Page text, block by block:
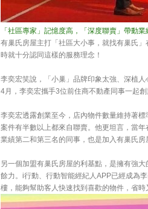
「社區專家」記憶度高，「深度聯賣」帶動業
有巢氏房屋主打「社區大小事，就找有巢氏
時就十分認同這樣的服務理念！
李奕宏笑說，「小巢」品牌印象太強、深植
4月，李奕宏攜手3位前住商不動產同事一起
李奕宏透露創業至今，店內物件數量維持著
案件有半數以上都來自聯賣。他更坦言，當
業績第二和第三名的同事，也是加入有巢氏
另一個加盟有巢氏房屋的利基點，是擁有強
餘力。i行動、行動智能經紀人APP已經成為
樓，能夠幫助客人快速找到喜歡的物件，省時